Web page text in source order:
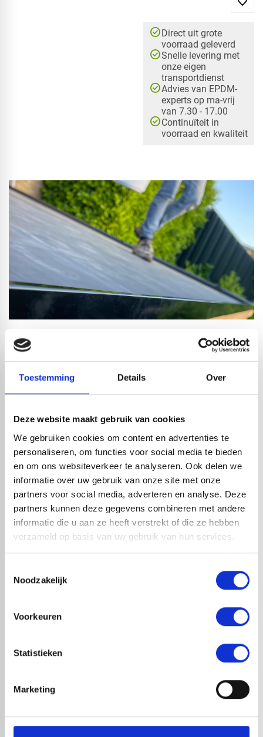
Toestemming Details Over
Deze website maakt gebruik van cookies
We gebruiken cookies om content en advertenties te
personaliseren, om functies voor social media te bieden
en om ons websiteverkeer te analyseren. Ook delen we
informatie over uw gebruik van onze site met onze
partners voor social media, adverteren en analyse. Deze
partners kunnen deze gegevens combineren met andere
informatie die u aan ze heeft verstrekt of die ze hebben
verzameld op basis van uw gebruik van hun services.
Noodzakelijk
Voorkeuren
Statistieken
Marketing
check_circleDirect uit grote
voorraad geleverd
check_circleSnelle levering met
onze eigen
transportdienst
check_circleAdvies van EPDM-
experts op ma-vrij
van 7.30 - 17.00
check_circleContinuïteit in
voorraad en kwaliteit
PRODUCTOMSCHRIJVING
dakbedekkingsmateriaal van ons eigen label. De EPDM is
een elastisch rubber van ethyleen en propyleen. De folie is
en licht hellende daken dankzij de uitstekende
materiaal is onderhoudsarm en gaat langer dan 40 jaar
mee. Kies voor betrouwbaarheid met RedFox® EPDM
waarbij we direct uit voorraad leveren in vele verschillende
rolbreedtes.
Productinformatieblad - RF EPDM Zwart.pdf
check_circleLeverancier met expertise in EPDM-verwerking
HANDIG OM ER BIJ TE KOPEN